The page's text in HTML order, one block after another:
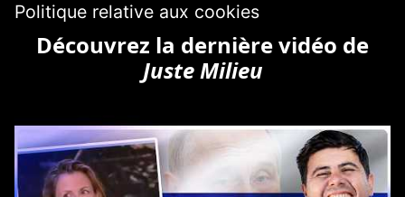
Politique relative aux cookies
Découvrez la dernière vidéo de
Juste Milieu